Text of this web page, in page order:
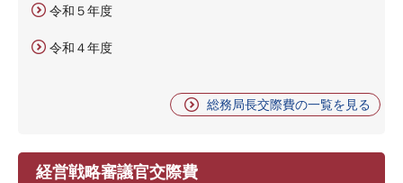
令和５年度
令和４年度
総務局長交際費の一覧を見る
経営戦略審議官交際費